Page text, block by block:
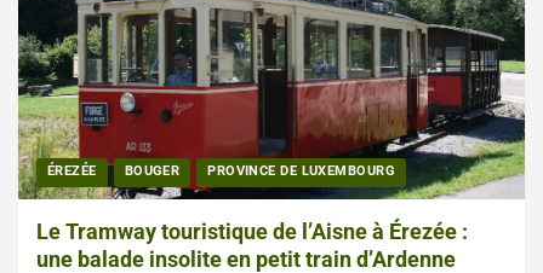
ÉREZÉE BOUGER PROVINCE DE LUXEMBOURG
Le Tramway touristique de l’Aisne à Érezée :
une balade insolite en petit train d’Ardenne